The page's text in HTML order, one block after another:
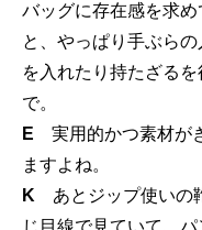
バッグに存在感を求
と、やっぱり手ぶら
を入れたり持たざる
で。
E 実用的かつ素材が
ますよね。
K あとジップ使いの
じ目線で見ていて、